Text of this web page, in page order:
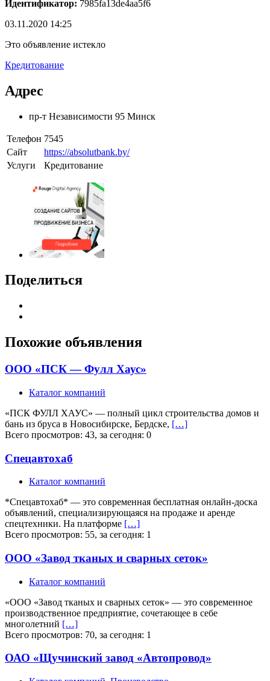
Идентификатор: 7985fa13de4aa5f6
03.11.2020 14:25
Это объявление истекло
Кредитование
Адрес
пр-т Независимости 95 Минск
Телефон 7545
Сайт
https://absolutbank.by/
Услуги
Кредитование
Поделиться
Похожие объявления
ООО «ПСК — Фулл Хаус»
Каталог компаний
«ПСК ФУЛЛ ХАУС» — полный цикл строительства домов и
бань из бруса в Новосибирске, Бердске, […]
Всего просмотров: 43, за сегодня: 0
Спецавтохаб
Каталог компаний
*Спецавтохаб* — это современная бесплатная онлайн-доска
объявлений, специализирующаяся на продаже и аренде
спецтехники. На платформе […]
Всего просмотров: 55, за сегодня: 1
ООО «Завод тканых и сварных сеток»
Каталог компаний
«ООО «Завод тканых и сварных сеток» — это современное
производственное предприятие, сочетающее в себе
многолетний […]
Всего просмотров: 70, за сегодня: 1
ОАО «Щучинский завод «Автопровод»